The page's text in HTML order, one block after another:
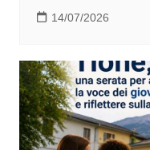
14/07/2026